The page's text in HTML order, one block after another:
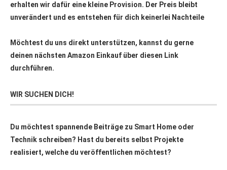
erhalten wir dafür eine kleine Provision. Der Preis bleibt
unverändert und es entstehen für dich keinerlei Nachteile
Möchtest du uns direkt unterstützen, kannst du gerne
deinen nächsten Amazon Einkauf über diesen Link
durchführen.
WIR SUCHEN DICH!
Du möchtest spannende Beiträge zu Smart Home oder
Technik schreiben? Hast du bereits selbst Projekte
realisiert, welche du veröffentlichen möchtest?